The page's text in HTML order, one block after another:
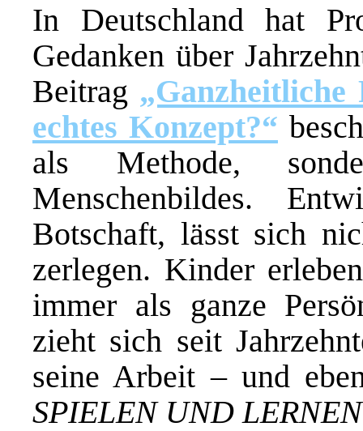
In Deutschland hat
Gedanken über
Beitrag
echtes Konzept?“
als Methode,
Menschenbildes.
Botschaft, lässt sich
zerlegen. Kinder
immer als ganze
zieht sich seit
seine Arbeit – und
SPIELEN UND